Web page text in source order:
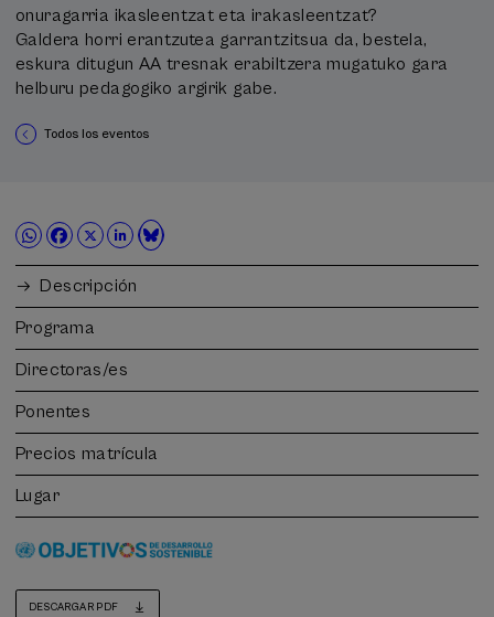
onuragarria ikasleentzat eta irakasleentzat?
Galdera horri erantzutea garrantzitsua da, bestela,
eskura ditugun AA tresnak erabiltzera mugatuko gara
helburu pedagogiko argirik gabe.
Todos los eventos
Descripción
Programa
Directoras/es
Ponentes
Precios matrícula
Lugar
DESCARGAR PDF